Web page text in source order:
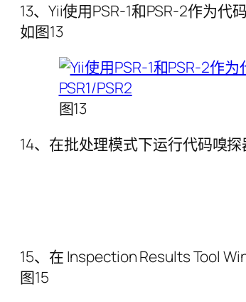
13、Yii使用PSR-1和PSR-2作为
如图13
图13
14、在批处理模式下运行代码嗅
15、在 Inspection Results Tool
图15